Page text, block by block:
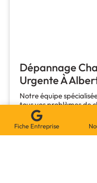
Fiche Entreprise
Dépannage
Urgente À
Notre équipe
tous vos problèmes de
LIRE LA SUITE »